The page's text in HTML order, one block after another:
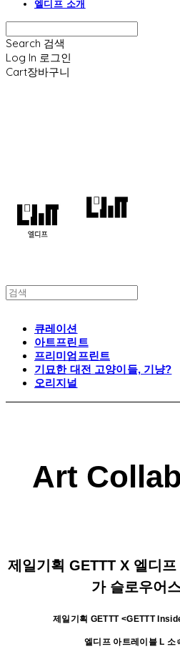
엘디프 소개
Search 검색
Log In 로그인
Cart장바구니
큐레이션
아트프린트
프리미엄프린트
기묘한 대전 고양이들, 기냥?
오리지널
Art
제일기획 GETTT X 엘디
가 슬로우어
제일기획 GETTT <GETTT
엘디프 아트레이블 L 소